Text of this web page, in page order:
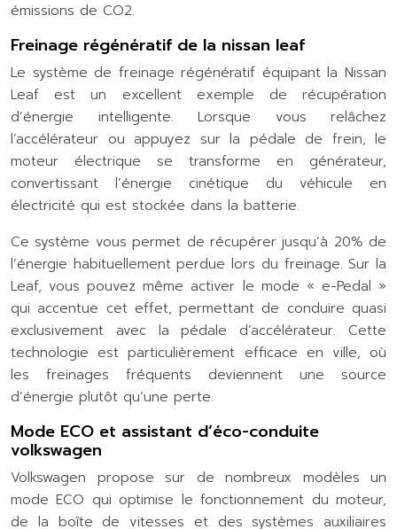
émissions de CO2.
Freinage régénératif de la nissan leaf
Le système de freinage régénératif équipant la Nissan
Leaf est un excellent exemple de récupération
d’énergie intelligente. Lorsque vous relâchez
l’accélérateur ou appuyez sur la pédale de frein, le
moteur électrique se transforme en générateur,
convertissant l’énergie cinétique du véhicule en
électricité qui est stockée dans la batterie.
Ce système vous permet de récupérer jusqu’à 20% de
l’énergie habituellement perdue lors du freinage. Sur la
Leaf, vous pouvez même activer le mode « e-Pedal »
qui accentue cet effet, permettant de conduire quasi
exclusivement avec la pédale d’accélérateur. Cette
technologie est particulièrement efficace en ville, où
les freinages fréquents deviennent une source
d’énergie plutôt qu’une perte.
Mode ECO et assistant d’éco-conduite
volkswagen
Volkswagen propose sur de nombreux modèles un
mode ECO qui optimise le fonctionnement du moteur,
de la boîte de vitesses et des systèmes auxiliaires